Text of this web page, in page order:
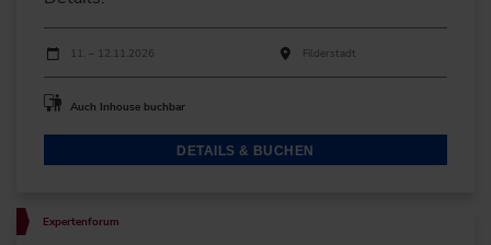
Durchführungen
Veranstaltungsdatum
11. – 12.11.2026 Filderstadt
Auch Inhouse buchbar
DETAILS & BUCHEN
Expertenforum